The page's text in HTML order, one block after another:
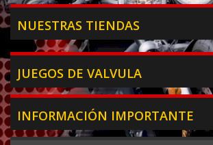
NUESTRAS TIENDAS
JUEGOS DE VALVULA
INFORMACIÓN IMPORTANTE